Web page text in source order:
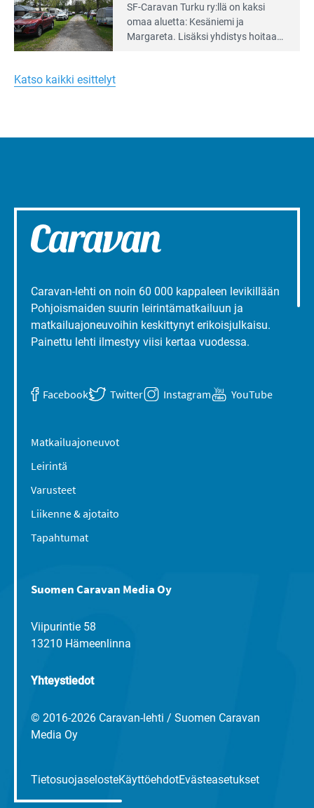
Lue
Leirintäoppaan
artikkeli:
Merellinen
Turun
liepeillä
SF-Caravan Turku ry:llä on kaksi
omaa aluet­ta: Kesäniemi ja
Margareta. Lisäksi yhdis­tys hoitaa
Katso kaikki esittelyt
Caravan-lehti on noin 60 000 kappaleen levikillään
Pohjoismaiden suurin leirintämatkailuun ja
matkailuajoneuvoihin keskittynyt erikoisjulkaisu.
Painettu lehti ilmestyy viisi kertaa vuodessa.
Facebook Twitter Instagram YouTube
Matkailuajoneuvot
Leirintä
Varusteet
Liikenne & ajotaito
Tapahtumat
Suomen Caravan Media Oy
Viipurintie 58
13210 Hämeenlinna
Yhteystiedot
© 2016-2026 Caravan-lehti / Suomen Caravan
Media Oy
TietosuojaselosteKäyttöehdotEvästeasetukset